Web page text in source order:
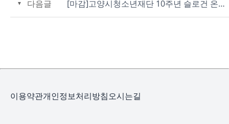
다음글 [마감]고양시청소년재단 10주년 슬로건 온라인 투표 안내
이용약관개인정보처리방침오시는길